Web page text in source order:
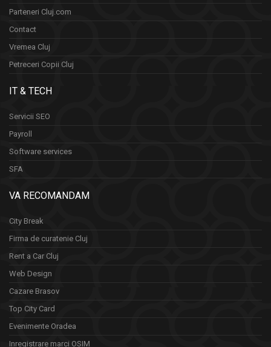
Parteneri Cluj.com
Contact
Vremea Cluj
Petreceri Copii Cluj
IT & TECH
Servicii SEO
Payroll
Software services
SFA
VA RECOMANDAM
City Break
Firma de curatenie Cluj
Rent a Car Cluj
Web Design
Cazare Brasov
Top City Card
Evenimente Oradea
Inregistrare marci OSIM